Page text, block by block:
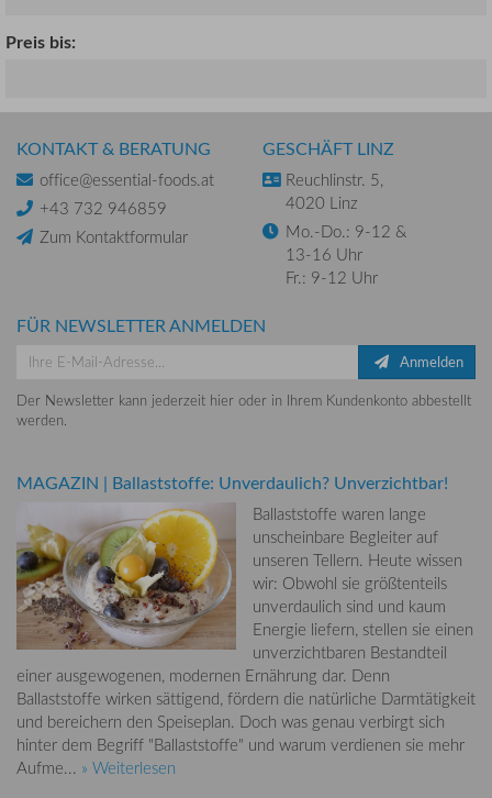
Preis bis:
KONTAKT & BERATUNG
office@essential-foods.at
+43 732 946859
Zum Kontaktformular
GESCHÄFT LINZ
Reuchlinstr. 5,
4020 Linz
Mo.-Do.: 9-12 &
13-16 Uhr
Fr.: 9-12 Uhr
FÜR NEWSLETTER ANMELDEN
Anmelden
Der Newsletter kann jederzeit hier oder in Ihrem Kundenkonto abbestellt
werden.
MAGAZIN | Ballaststoffe: Unverdaulich? Unverzichtbar!
Ballaststoffe waren lange
unscheinbare Begleiter auf
unseren Tellern. Heute wissen
wir: Obwohl sie größtenteils
unverdaulich sind und kaum
Energie liefern, stellen sie einen
unverzichtbaren Bestandteil
einer ausgewogenen, modernen Ernährung dar. Denn
Ballaststoffe wirken sättigend, fördern die natürliche Darmtätigkeit
und bereichern den Speiseplan. Doch was genau verbirgt sich
hinter dem Begriff "Ballaststoffe" und warum verdienen sie mehr
Aufme... » Weiterlesen